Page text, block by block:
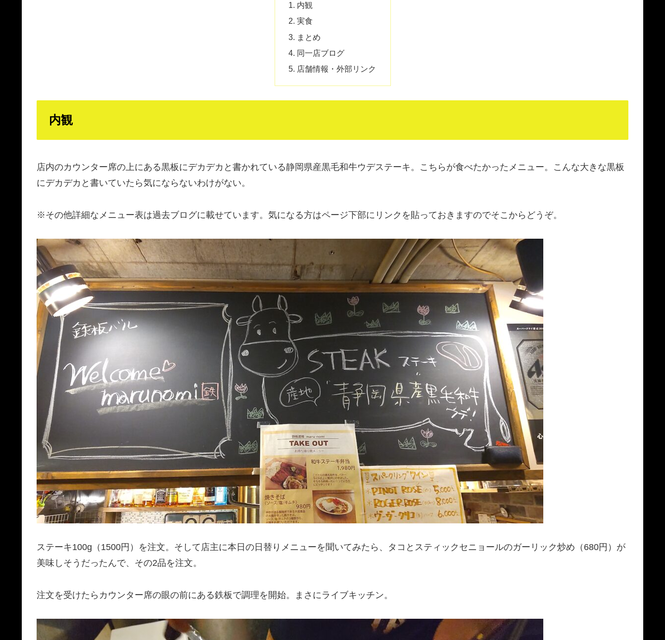
内観
実食
まとめ
同一店ブログ
店舗情報・外部リンク
内観
店内のカウンター席の上にある黒板にデカデカと書かれている静岡県産黒毛和牛ウデステーキ。こちらが食べたかったメニュー。こんな大きな黒板
にデカデカと書いていたら気にならないわけがない。
※その他詳細なメニュー表は過去ブログに載せています。気になる方はページ下部にリンクを貼っておきますのでそこからどうぞ。
ステーキ100g（1500円）を注文。そして店主に本日の日替りメニューを聞いてみたら、タコとスティックセニョールのガーリック炒め（680円）が
美味しそうだったんで、その2品を注文。
注文を受けたらカウンター席の眼の前にある鉄板で調理を開始。まさにライブキッチン。